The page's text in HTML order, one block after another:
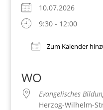
10.07.2026
9:30 - 12:00
Zum Kalender
WO
Evangelisches
Herzog-Wilhelm-